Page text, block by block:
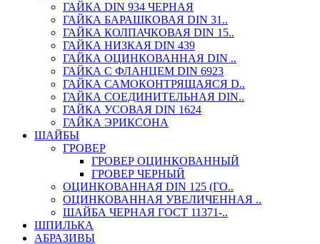
ГАЙКА DIN 934 ЧЕРНАЯ
ГАЙКА БАРАШКОВАЯ DIN 31..
ГАЙКА КОЛПАЧКОВАЯ DIN 15..
ГАЙКА НИЗКАЯ DIN 439
ГАЙКА ОЦИНКОВАННАЯ DIN ..
ГАЙКА С ФЛАНЦЕМ DIN 6923
ГАЙКА САМОКОНТРЯЩАЯСЯ D..
ГАЙКА СОЕДИНИТЕЛЬНАЯ DIN..
ГАЙКА УСОВАЯ DIN 1624
ГАЙКА ЭРИКСОНА
ШАЙБЫ
ГРОВЕР
ГРОВЕР ОЦИНКОВАННЫЙ
ГРОВЕР ЧЕРНЫЙ
ОЦИНКОВАННАЯ DIN 125 (ГО..
ОЦИНКОВАННАЯ УВЕЛИЧЕННАЯ ..
ШАЙБА ЧЕРНАЯ ГОСТ 11371-..
ШПИЛЬКА
АБРАЗИВЫ